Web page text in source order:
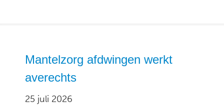
Mantelzorg afdwingen werkt
averechts
25 juli 2026